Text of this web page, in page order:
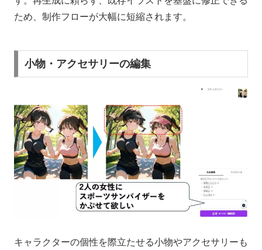
ため、制作フローが大幅に短縮されます。
小物・アクセサリーの編集
キャラクターの個性を際立たせる小物やアクセサリーも